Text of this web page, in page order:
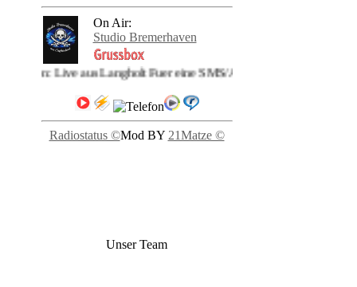
On Air:
Studio Bremerhaven
Radio Bremerhaven:
Radiostatus ©Mod BY 21Matze ©
Unser Team